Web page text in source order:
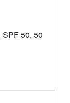
SPF 50, 50